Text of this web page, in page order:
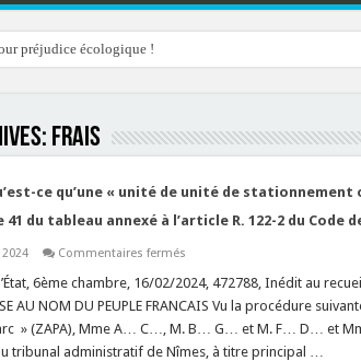
préjudice écologique !
frais
ce qu’une « unité de unité de stationnement
41 du tableau annexé à l’article R. 122-2 du Code
Commentaires ferméssur
:
qu’est-
ce
qu’une
« unité
de
6ème chambre, 16/02/2024, 472788, Inédit au
AU NOM DU PEUPLE FRANCAIS Vu la procédure
» (ZAPA), Mme A… C…, M. B… G… et M. F… D… et
tribunal administratif de Nîmes, à titre principal …